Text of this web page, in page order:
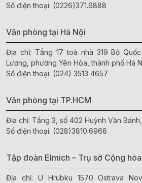
Số điện thoại: (0226)371.6888
Văn phòng tại Hà Nội
Địa chỉ: Tầng 17 toà nhà 319 Bộ
Lương, phường Yên Hòa, thành phố Hà
Số điện thoại: (024) 3513 4657
Văn phòng tại TP.HCM
Địa chỉ: Tầng 3, số 402 Huỳnh Văn
Số điện thoại: (028)3810.6968
Tập đoàn Elmich – Trụ sở Cộng
Địa chỉ: U Hrubku 1570 Ostrava